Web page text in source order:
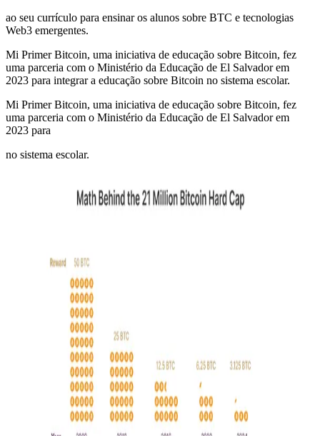
ao seu currículo para ensinar os alunos sobre BTC e tecnologias
Web3 emergentes.
Mi Primer Bitcoin, uma iniciativa de educação sobre Bitcoin, fez
uma parceria com o Ministério da Educação de El Salvador em
2023 para integrar a educação sobre Bitcoin no sistema escolar.
Mi Primer Bitcoin, uma iniciativa de educação sobre Bitcoin, fez
uma parceria com o Ministério da Educação de El Salvador em
2023 para
no sistema escolar.